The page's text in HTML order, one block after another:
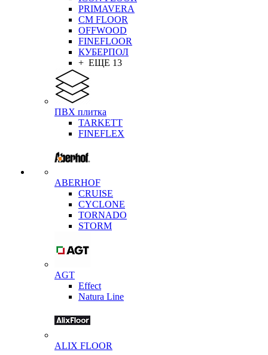
PRIMAVERA
CM FLOOR
OFFWOOD
FINEFLOOR
КУБЕРПОЛ
+ ЕЩЕ 13
ПВХ плитка
TARKETT
FINEFLEX
ABERHOF
CRUISE
CYCLONE
TORNADO
STORM
AGT
Effect
Natura Line
ALIX FLOOR